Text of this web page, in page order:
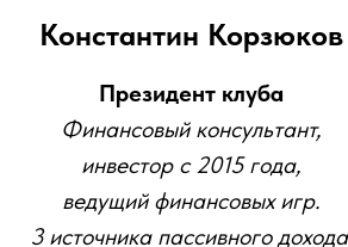
Что вы получите
Свой личный финансовый план
Инструменты для улучшения жизни
Навыки управления своими деньгами
Поддержку экспертов Клуба